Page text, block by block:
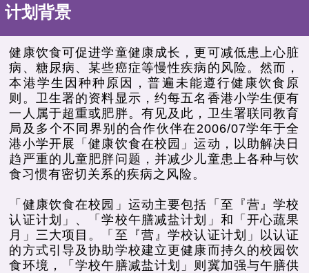
计划背景
健康饮食可促进学童健康成长，更可减低患上心脏
病、糖尿病、某些癌症等慢性疾病的风险。然而，
本港学生因种种原因，普遍未能遵行健康饮食原
则。卫生署的资料显示，约每五名香港小学生便有
一人属于超重或肥胖。有见及此，卫生署联同教育
局及多个不同界别的合作伙伴在2006/07学年于全
港小学开展「健康饮食在校园」运动，以助解决日
趋严重的儿童肥胖问题，并减少儿童患上各种与饮
食习惯有密切关系的疾病之风险。
「健康饮食在校园」运动主要包括「至『营』学校
认证计划」、「学校午膳减盐计划」和「开心蔬果
月」三大项目。「至『营』学校认证计划」以认证
的方式引导及协助学校建立更健康而持久的校园饮
食环境，「学校午膳减盐计划」则冀加强与午膳供